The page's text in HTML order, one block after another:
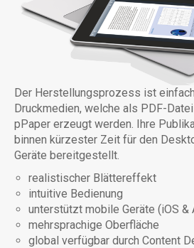
Der Herstellungsprozess ist
Druckmedien, welche als PDF-
pPaper erzeugt werden. Ihre
binnen kürzester Zeit für den
Geräte bereitgestellt.
realistischer Blättereffekt
intuitive Bedienung
unterstützt mobile Geräte (iOS &
mehrsprachige Oberfläche
global verfügbar durch Content